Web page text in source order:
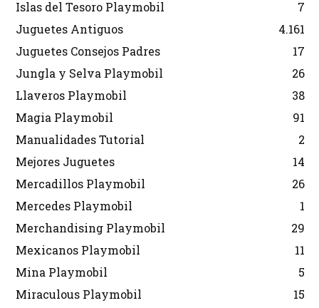
Islas del Tesoro Playmobil
7
Juguetes Antiguos
4.161
Juguetes Consejos Padres
17
Jungla y Selva Playmobil
26
Llaveros Playmobil
38
Magia Playmobil
91
Manualidades Tutorial
2
Mejores Juguetes
14
Mercadillos Playmobil
26
Mercedes Playmobil
1
Merchandising Playmobil
29
Mexicanos Playmobil
11
Mina Playmobil
5
Miraculous Playmobil
15